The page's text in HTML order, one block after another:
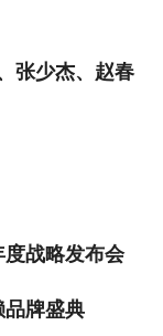
张少杰、赵春
战略发布会
牌盛典